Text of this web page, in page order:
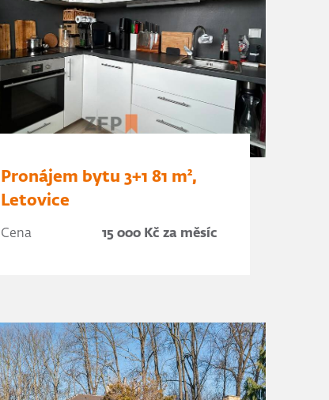
Pronájem bytu 3+1 81 m²,
Letovice
Cena 15 000 Kč za měsíc